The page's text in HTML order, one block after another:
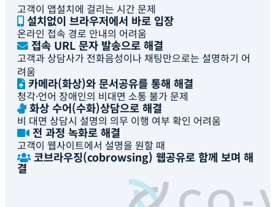
고객이 앱설치에 걸리는 시간 문제
설치없이 브라우저에서 바로 입장
온라인 접속 경로 안내의 어려움
접속 URL 문자 발송으로 해결
고객과 상담사가 전화음성이나 채팅만으로는 설명하기 어
려움
카메라(화상)와 문서공유를 통해 해결
청각·언어 장애인의 비대면 소통 불가 문제
화상 수어(수화)상담으로 해결
비 대면 상담시 설명의 의무 이행 여부 확인 어려움
전 과정 녹화로 해결
고객이 웹사이트에서 설명을 원할 때
코브라우징(cobrowsing) 웹공유로 함께 보며 해
결